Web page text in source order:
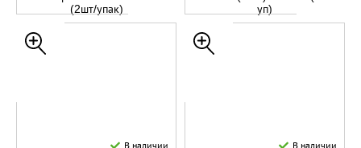
(2шт/упак)
уп)
В наличии В наличии